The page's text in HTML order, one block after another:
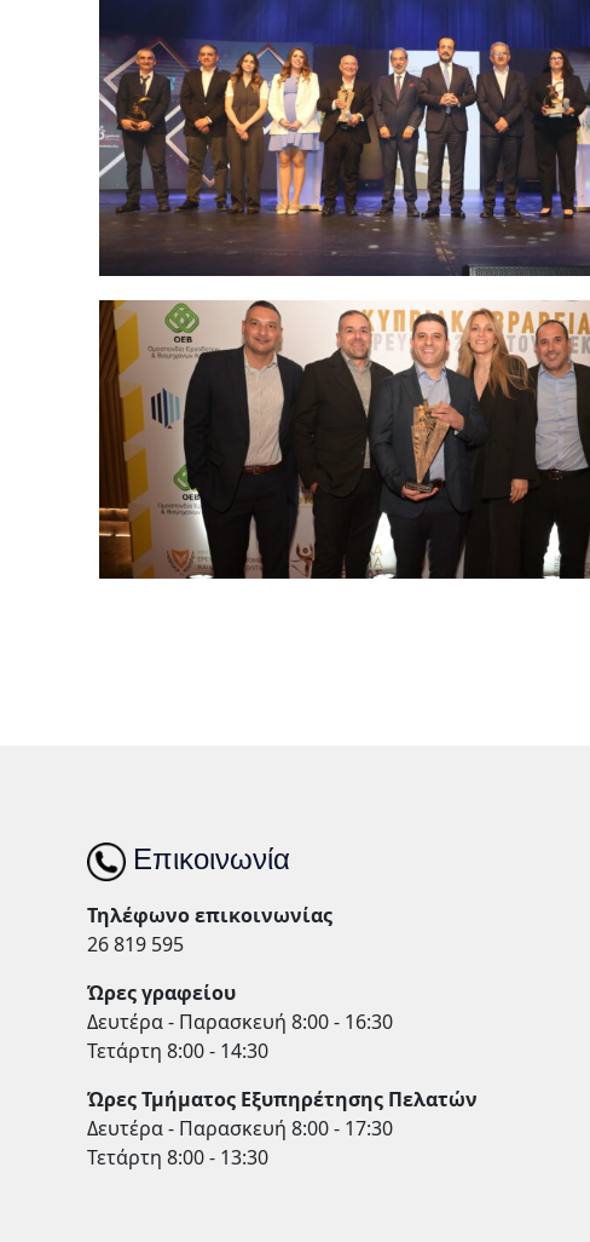
Επικοινωνία
Τηλέφωνο επικοινωνίας
26 819 595
Ώρες γραφείου
Δευτέρα - Παρασκευή 8:00 - 16:30
Τετάρτη 8:00 - 14:30
Ώρες Τμήματος Εξυπηρέτησης Πελατών
Δευτέρα - Παρασκευή 8:00 - 17:30
Τετάρτη 8:00 - 13:30